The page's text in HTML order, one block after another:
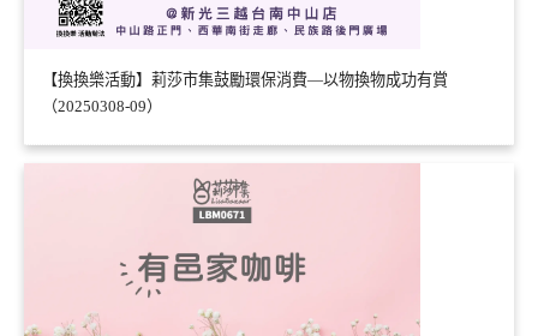
【換換樂活動】莉莎市集鼓勵環保消費—以物換物成功有賞
（20250308-09）